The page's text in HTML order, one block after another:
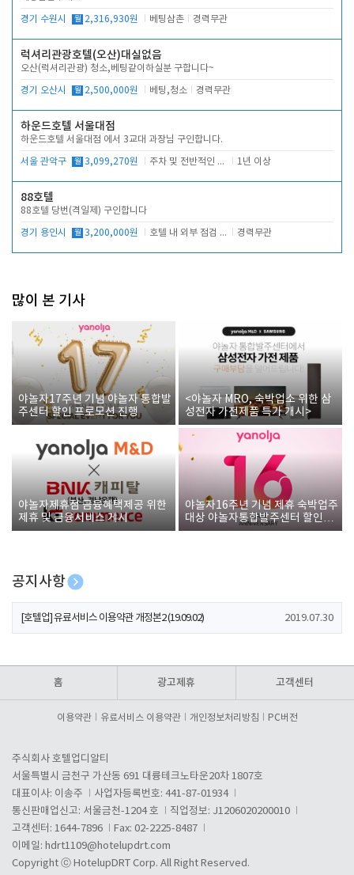
경기 수원시 월 2,316,930원 베팅삼촌 경력무관
럭셔리관광호텔(오산)대실없음
오산(럭셔리관광) 청소,베팅같이하실분 구합니다~
경기 오산시 월 2,500,000원 베팅,청소 경력무관
하운드호텔 서울대점
하운드호텔 서울대점 에서 3교대 과장님 구인합니다.
서울 관악구 월 3,099,270원 주차 및 전반적인 당번업무 1년 이상
88호텔
88호텔 당번(격일제) 구인합니다
경기 용인시 월 3,200,000원 호텔 내 외부 점검 및 프런트 운영 경력무관
많이 본 기사
야놀자17주년 기념 야놀자 통합발
주센터 할인 프로모션 진행
<야놀자 MRO, 숙박업소 위한 삼
성전자 가전제품 특가 개시>
야놀자제휴점 금융혜택제공 위한
제휴 및 금융서비스 게시
야놀자16주년 기념 제휴 숙박업주
대상 야놀자통합발주센터 할인쿠
폰 증정
공지사항
[호텔업] 개인정보 처리방침 개정본1 (19.09.02)
[호텔업] 유료서비스 이용약관 개정본2 (19.09.02) 2019.07.30
홈 광고제휴 고객센터
이용약관 유료서비스 이용약관 개인정보처리방침 PC버전
주식회사 호텔업디알티
서울특별시 금천구 가산동 691 대륭테크노타운20차 1807호
대표이사: 이송주
사업자등록번호: 441-87-01934
통신판매업신고: 서울금천-1204 호
직업정보: J1206020200010
고객센터: 1644-7896
Fax: 02-2225-8487
이메일: hdrt1109@hotelupdrt.com
Copyright ⓒ HotelupDRT Corp. All Right Reserved.